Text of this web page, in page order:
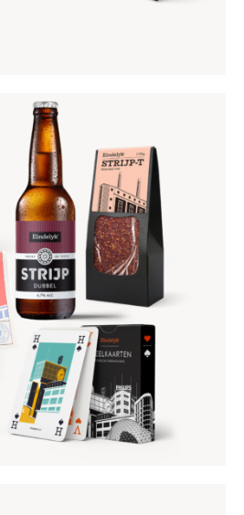
CADEAUPAKKET
€25,95